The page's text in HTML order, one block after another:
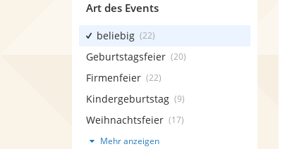
Art des Events
beliebig (22)
Geburtstagsfeier (20)
Firmenfeier (22)
Kindergeburtstag (9)
Weihnachtsfeier (17)
Mehr anzeigen